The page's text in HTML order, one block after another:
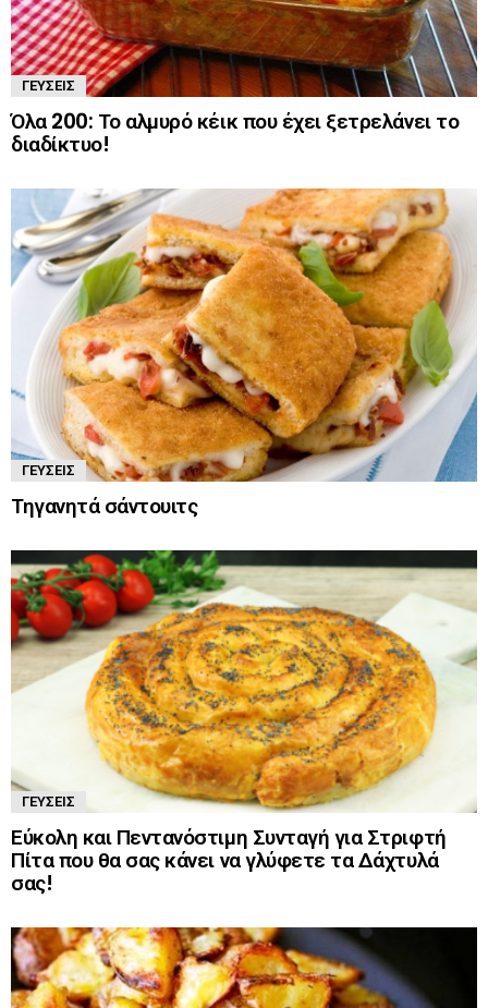
ΓΕΎΣΕΙΣ
Όλα 200: Το αλμυρό κέικ που έχει ξετρελάνει το
διαδίκτυο!
ΓΕΎΣΕΙΣ
Τηγανητά σάντουιτς
ΓΕΎΣΕΙΣ
Εύκολη και Πεντανόστιμη Συνταγή για Στριφτή
Πίτα που θα σας κάνει να γλύφετε τα Δάχτυλά
σας!